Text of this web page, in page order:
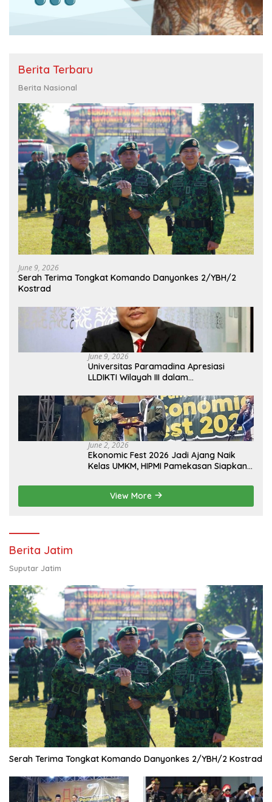
Berita Terbaru
Berita Nasional
June 9, 2026
Serah Terima Tongkat Komando Danyonkes 2/YBH/2
Kostrad
June 9, 2026
Universitas Paramadina Apresiasi
LLDIKTI Wilayah III dalam
Tinggi Swasta
June 2, 2026
Ekonomic Fest 2026 Jadi Ajang Naik
Kelas UMKM, HIPMI Pamekasan Siapkan
Pendampingan Usaha
View More
Berita Jatim
Suputar Jatim
Serah Terima Tongkat Komando Danyonkes 2/YBH/2 Kostrad